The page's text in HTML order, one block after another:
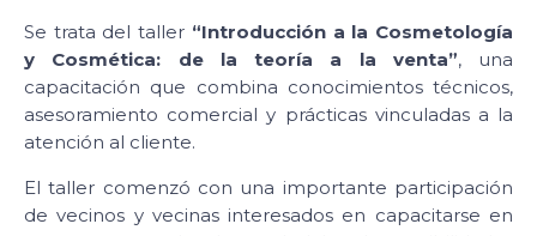
Se trata del taller “Introducción a la Cosmetología
y Cosmética: de la teoría a la venta”, una
capacitación que combina conocimientos técnicos,
asesoramiento comercial y prácticas vinculadas a la
atención al cliente.
El taller comenzó con una importante participación
de vecinos y vecinas interesados en capacitarse en